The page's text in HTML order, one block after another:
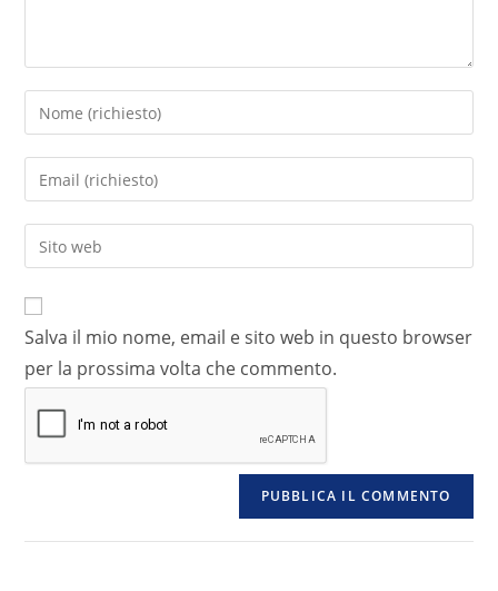
Salva il mio nome, email e sito web in questo browser
per la prossima volta che commento.